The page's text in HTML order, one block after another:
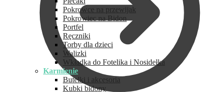
Pokrowce na przewijak
Pokrowiec na Bidon
Portfel
Ręczniki
Torby dla dzieci
Walizki
Wkładka do Fotelika i Nosidełka
Karmienie
Butelki i akcesoria
Kubki bidony